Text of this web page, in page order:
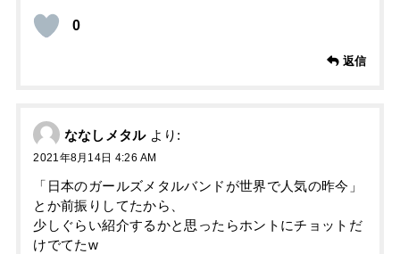
0
返信
ななしメタル より:
2021年8月14日 4:26 AM
「日本のガールズメタルバンドが世界で人気の昨今」
とか前振りしてたから、
少しぐらい紹介するかと思ったらホントにチョットだ
けでてたw